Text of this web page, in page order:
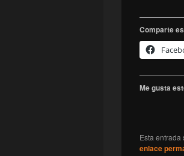
Comparte
Me gusta
Esta entrada
enlace